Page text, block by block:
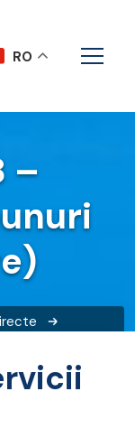
–
RO